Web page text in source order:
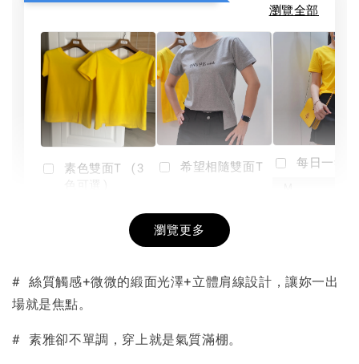
瀏覽全部
素色雙面T (3
+
希望相隨雙面T
NT$ 190
-
每日一笑
瀏覽更多
# 絲質觸感+微微的緞面光澤+立體肩線設計，讓妳一出
場就是焦點。
# 素雅卻不單調，穿上就是氣質滿棚。